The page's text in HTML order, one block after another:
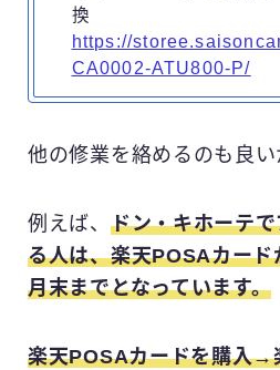
換
https://
CA0002-ATU800-P/
他の修業を絡めるのも良い
例えば、 ドン・キホーテ
る人は、楽天POSAカー
月末までとなっています。
楽天POSAカードを購入→